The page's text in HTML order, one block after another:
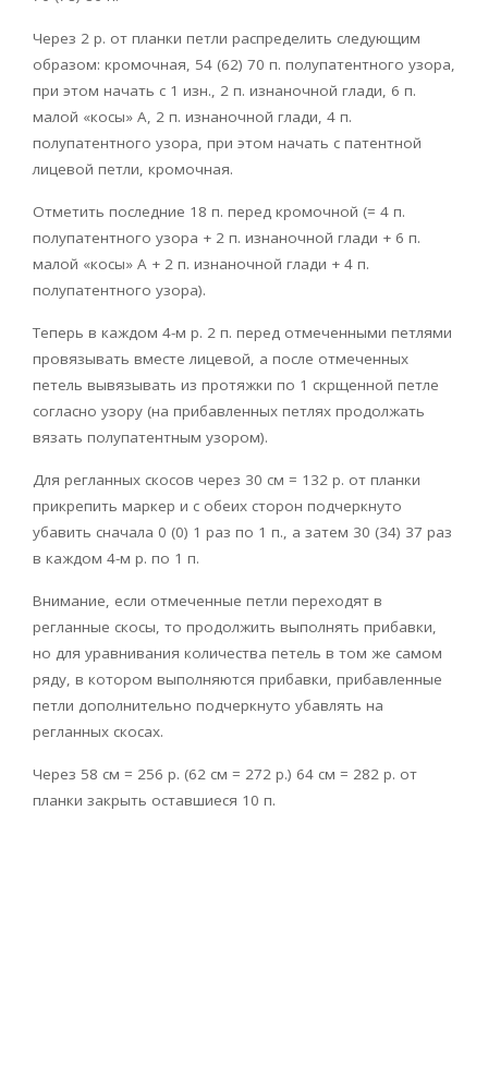
Через 2 р. от планки петли распределить следующим
образом: кромочная, 54 (62) 70 п. полупатентного узора,
при этом начать с 1 изн., 2 п. изнаночной глади, 6 п.
малой «косы» А, 2 п. изнаночной глади, 4 п.
полупатентного узора, при этом начать с патентной
лицевой петли, кромочная.
Отметить последние 18 п. перед кромочной (= 4 п.
полупатентного узора + 2 п. изнаночной глади + 6 п.
малой «косы» А + 2 п. изнаночной глади + 4 п.
полупатентного узора).
Теперь в каждом 4-м р. 2 п. перед отмеченными петлями
провязывать вместе лицевой, а после отмеченных
петель вывязывать из протяжки по 1 скрщенной петле
согласно узору (на прибавленных петлях продолжать
вязать полупатентным узором).
Для регланных скосов через 30 см = 132 р. от планки
прикрепить маркер и с обеих сторон подчеркнуто
убавить сначала 0 (0) 1 раз по 1 п., а затем 30 (34) 37 раз
в каждом 4-м р. по 1 п.
Внимание, если отмеченные петли переходят в
регланные скосы, то продолжить выполнять прибавки,
но для уравнивания количества петель в том же самом
ряду, в котором выполняются прибавки, прибавленные
петли дополнительно подчеркнуто убавлять на
регланных скосах.
Через 58 см = 256 р. (62 см = 272 р.) 64 см = 282 р. от
планки закрыть оставшиеся 10 п.